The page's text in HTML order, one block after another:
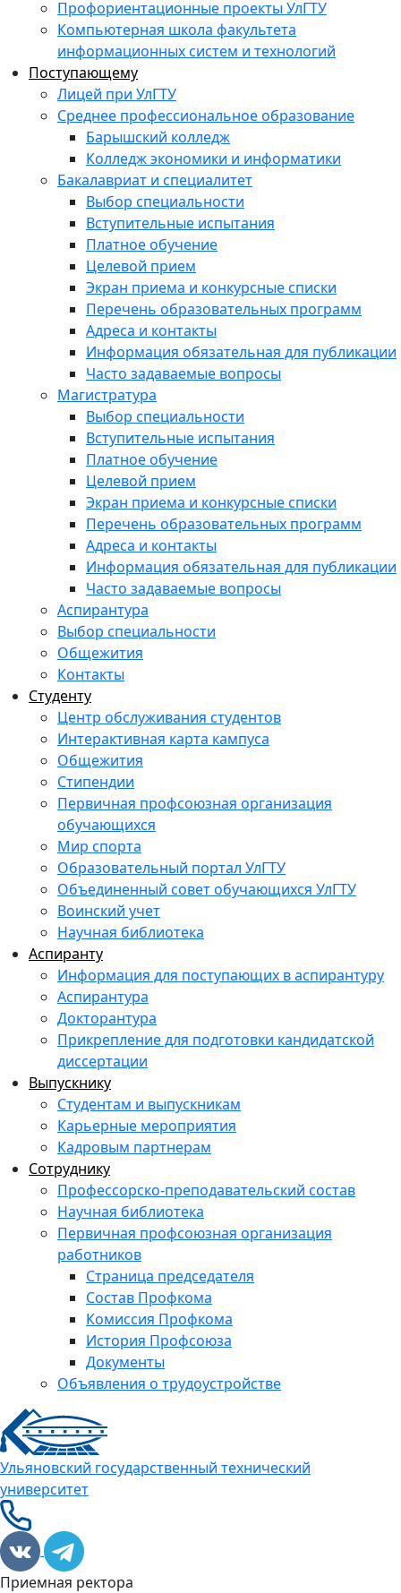
Профориентационные проекты УлГТУ
Компьютерная школа факультета
информационных систем и технологий
Поступающему
Лицей при УлГТУ
Среднее профессиональное образование
Барышский колледж
Колледж экономики и информатики
Бакалавриат и специалитет
Выбор специальности
Вступительные испытания
Платное обучение
Целевой прием
Экран приема и конкурсные списки
Перечень образовательных программ
Адреса и контакты
Информация обязательная для публикации
Часто задаваемые вопросы
Магистратура
Выбор специальности
Вступительные испытания
Платное обучение
Целевой прием
Экран приема и конкурсные списки
Перечень образовательных программ
Адреса и контакты
Информация обязательная для публикации
Часто задаваемые вопросы
Аспирантура
Выбор специальности
Общежития
Контакты
Студенту
Центр обслуживания студентов
Интерактивная карта кампуса
Общежития
Стипендии
Первичная профсоюзная организация
обучающихся
Мир спорта
Образовательный портал УлГТУ
Объединенный совет обучающихся УлГТУ
Воинский учет
Научная библиотека
Аспиранту
Информация для поступающих в аспирантуру
Аспирантура
Докторантура
Прикрепление для подготовки кандидатской
диссертации
Выпускнику
Студентам и выпускникам
Карьерные мероприятия
Кадровым партнерам
Сотруднику
Профессорско-преподавательский состав
Научная библиотека
Первичная профсоюзная организация
работников
Страница председателя
Состав Профкома
Комиссия Профкома
История Профсоюза
Документы
Объявления о трудоустройстве
Ульяновский государственный технический
университет
Приемная ректора